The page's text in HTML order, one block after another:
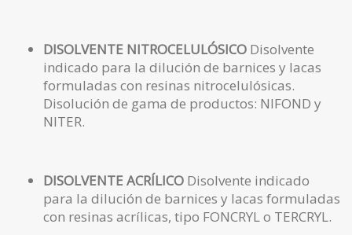
DISOLVENTE NITROCELULÓSICO Disolvente
indicado para la dilución de barnices y lacas
formuladas con resinas nitrocelulósicas.
Disolución de gama de productos: NIFOND y
NITER.
DISOLVENTE ACRÍLICO Disolvente indicado
para la dilución de barnices y lacas formuladas
con resinas acrílicas, tipo FONCRYL o TERCRYL.